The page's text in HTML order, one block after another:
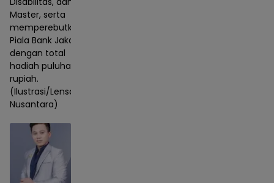
Master, serta
memperebutkan
Piala Bank Jakarta
dengan total
hadiah puluhan juta
rupiah.
(Ilustrasi/Lensa
Nusantara)